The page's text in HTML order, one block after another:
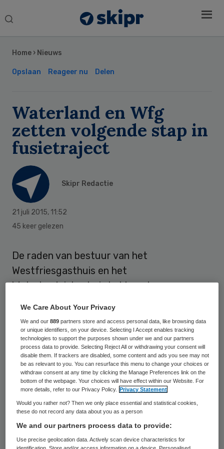
Search
Home › Nieuws
Opslaan Reageer nu Delen
Waterland en Wfg
zetten volgende stap in
fusietraject
Skipr Redactie
21 juli 2015, 11:52
45 keer gelezen
De raden van bestuur van het
Westfriesgasthuis en het
Waterlandziekenhuis hebben de
leggen hun plannen nu voor aan ACM en
NZa.
“We hebben de stap richting deze fusie
gezet zodat we de deskundige en goede
zorg, die onze patiënten nu dichtbij huis
krijgen, ook inde toekomst kunnen blijven
garanderen,” aldus bestuursvoorzitters
Arno Timmermans en Michel Galjee.
Sidebar
We Care About Your Privacy
We and our889 partners store and access personal data, like browsing data
or unique identifiers, on your device. Selecting I Accept enables tracking
technologies to support the purposes shown under we and our partners
process data to provide. Selecting Reject All or withdrawing your consent will
disable them. If trackers are disabled, some content and ads you see may not
be as relevant to you. You can resurface this menu to change your choices or
withdraw consent at any time by clicking the Manage Preferences link on the
bottom of the webpage. Your choices will have effect within our Website. For
more details, refer to our Privacy Policy.
Privacy Statement
Would you rather not? Then we only place essential and statistical cookies,
these do not record any data about you as a person
We and our partners process data to provide:
Use precise geolocation data. Actively scan device characteristics for
identification. Store and/or access information on a device. Personalised